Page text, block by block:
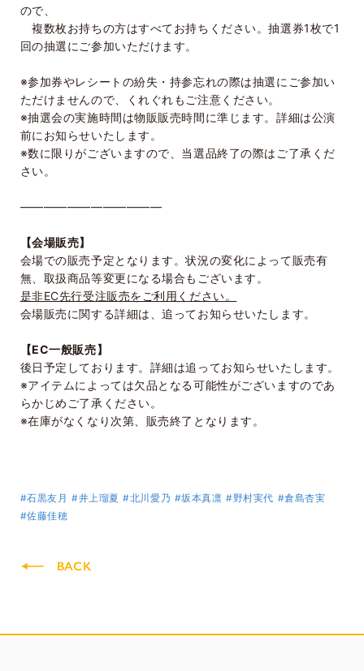
ので、
複数枚お持ちの方はすべてお持ちください。抽選券1枚で1
回の抽選にご参加いただけます。
※参加券やレシートの紛失・持参忘れの際は抽選にご参加い
ただけませんので、くれぐれもご注意ください。
※抽選会の実施時間は物販販売時間に準じます。詳細は公演
前にお知らせいたします。
※数に限りがございますので、当選品終了の際はご了承くだ
さい。
――――――――――――
【会場販売】
会場での販売予定となります。状況の変化によって販売有
無、取扱商品等変更になる場合もございます。
是非EC先行受注販売をご利用ください。
会場販売に関する詳細は、追ってお知らせいたします。
【EC一般販売】
後日予定しております。詳細は追ってお知らせいたします。
※アイテムによっては欠品となる可能性がございますのであ
らかじめご了承ください。
※在庫がなくなり次第、販売終了となります。
#石黒友月 #井上瑠夏 #北川愛乃 #坂本真凛 #野村実代 #倉島杏実
#佐藤佳穂
BACK